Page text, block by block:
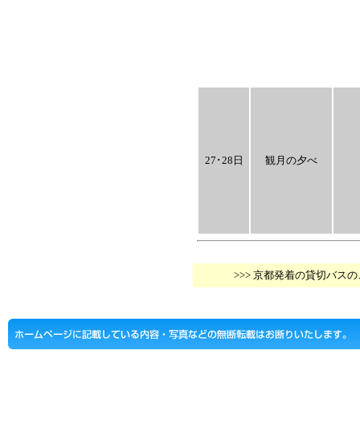
27･28日 観月の夕べ
>>> 京都発着の貸切バス